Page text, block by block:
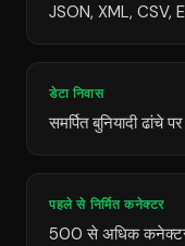
JSON, XML, CSV,
डेटा निवास
समर्पित बुनियादी ढांचे
पहले से निर्मित कनेक्टर
500 से अधिक कनेक्टर,